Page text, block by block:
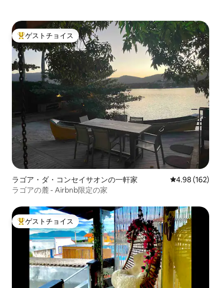
大好評のゲストチョイスです。
ゲストチョイス
ラゴア・ダ・コンセイサオンの一軒家 レビュー162
4.98 (162)
ラゴアの麓 - Airbnb限定の家
大好評のゲストチョイスです。
ゲストチョイス